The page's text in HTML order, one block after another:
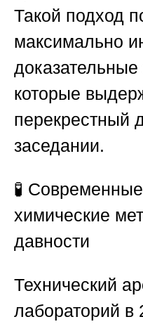
Такой подход
максимально
которые
перекрестный
заседании.
🧪
химические
давности
Технический
лабораторий в